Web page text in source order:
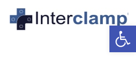
פתח סרגל נגישות